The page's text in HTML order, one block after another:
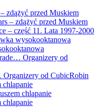
zdążyć przed Muskiem
– zdążyć przed Muskiem
– część 11. Lata 1997-2000
wysokooktanowa
Organizery od
od CubicRobin
chlapanie
chlapanie
chlapanie